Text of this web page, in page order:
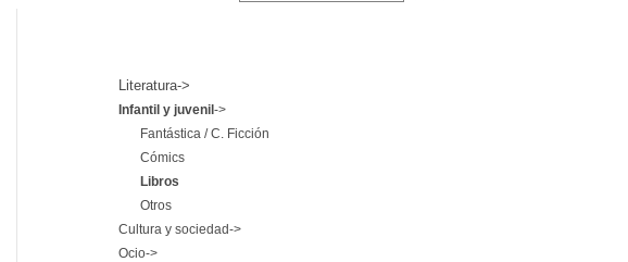
Literatura->
Infantil y juvenil ->
Fantástica / C. Ficción
Cómics
Libros
Otros
Cultura y sociedad->
Ocio->